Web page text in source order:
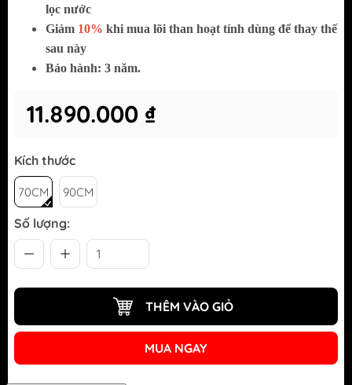
lọc nước
Giảm 10% khi mua lõi than hoạt tính dùng để thay thế
sau này
Bảo hành: 3 năm.
11.890.000 ₫
Kích thước
70CM 90CM
Số lượng:
THÊM VÀO GIỎ
MUA NGAY